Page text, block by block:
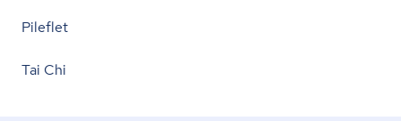
Pileflet
Tai Chi